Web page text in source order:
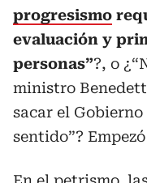
progresismo
evaluación y
personas”?, o
ministro
sacar el
sentido”?